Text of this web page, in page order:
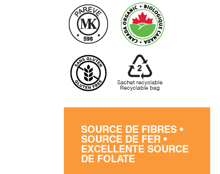
SOURCE DE FIBRES •
SOURCE DE FER •
EXCELLENTE SOURCE
DE FOLATE